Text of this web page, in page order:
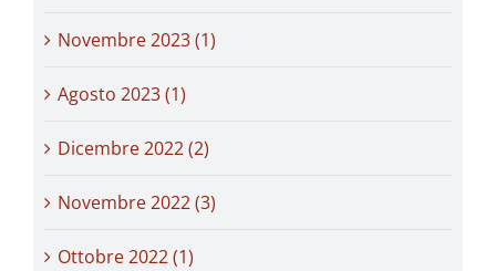
Novembre 2023 (1)
Agosto 2023 (1)
Dicembre 2022 (2)
Novembre 2022 (3)
Ottobre 2022 (1)